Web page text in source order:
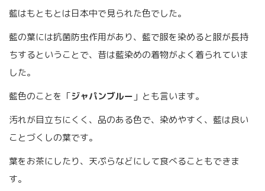
藍はもともとは日本中で見られた色でした。
藍の葉には抗菌防虫作用があり、藍で服を染めると服が長持
ちするということで、昔は藍染めの着物がよく着られていま
した。
藍色のことを「ジャパンブルー 」とも言います。
汚れが目立ちにくく、品のある色で、染めやすく、藍は良い
ことづくしの葉です。
葉をお茶にしたり、天ぷらなどにして食べることもできま
す。